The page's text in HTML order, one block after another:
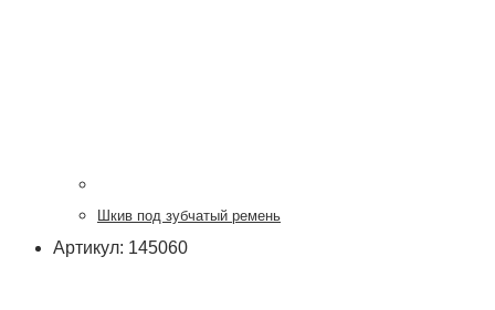
Шкив под зубчатый ремень
Артикул: 145060